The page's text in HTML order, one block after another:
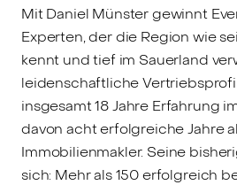
Mit Daniel Münster gewinnt
Experten, der die Region wie
kennt und tief im Sauerland
leidenschaftliche
insgesamt 18 Jahre Erfahrung
davon acht erfolgreiche Jahre
Immobilienmakler. Seine
sich: Mehr als 150 erfolgreich